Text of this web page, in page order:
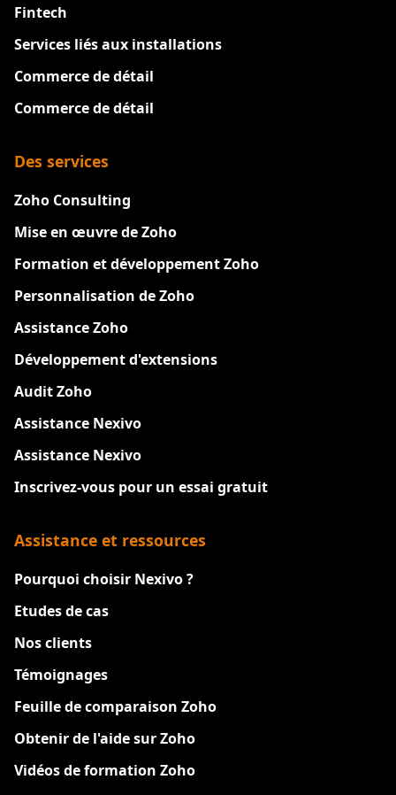
Fintech
Services liés aux installations
Commerce de détail
Commerce de détail
Des services
Zoho Consulting
Mise en œuvre de Zoho
Formation et développement Zoho
Personnalisation de Zoho
Assistance Zoho
Développement d'extensions
Audit Zoho
Assistance Nexivo
Assistance Nexivo
Inscrivez-vous pour un essai gratuit
Assistance et ressources
Pourquoi choisir Nexivo ?
Etudes de cas
Nos clients
Témoignages
Feuille de comparaison Zoho
Obtenir de l'aide sur Zoho
Vidéos de formation Zoho